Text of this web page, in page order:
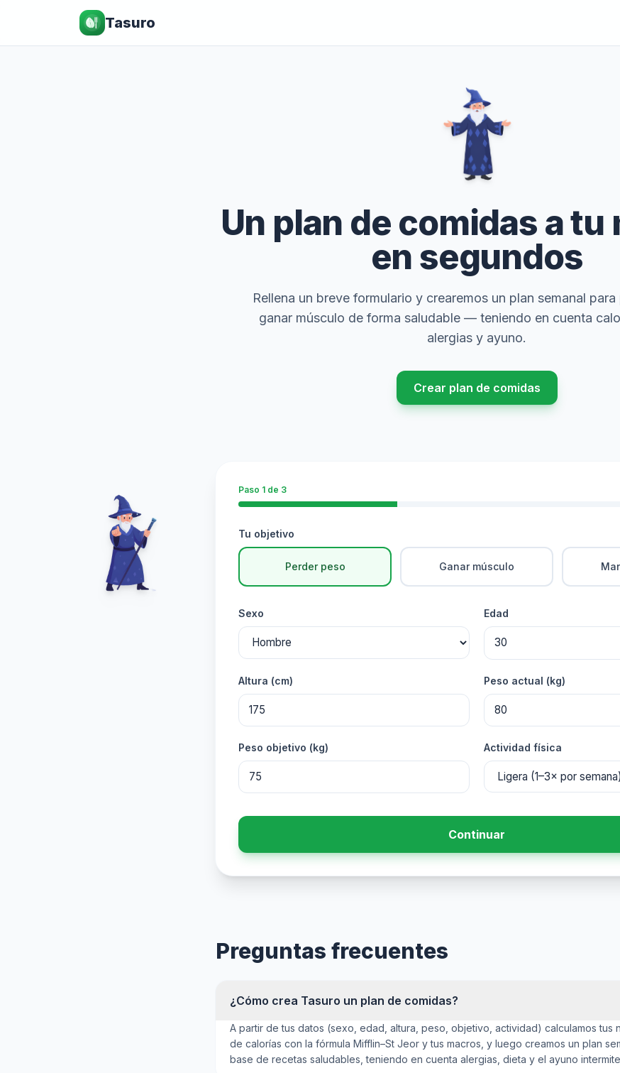
Tasuro
Un plan de comidas a tu
en segundos
Rellena un breve formulario y crearemos un plan semanal
ganar músculo de forma saludable — teniendo en cuenta
alergias y ayuno.
Crear plan de comidas
Paso 1 de 3
Tu objetivo
Perder peso Ganar músculo
Sexo Edad
Altura (cm) Peso actual (kg)
Peso objetivo (kg) Actividad física
Continuar
Preguntas frecuentes
¿Cómo crea Tasuro un plan de comidas?
A partir de tus datos (sexo, edad, altura, peso, objetivo, actividad) calculamos tus
de calorías con la fórmula Mifflin–St Jeor y tus macros, y luego creamos un plan
base de recetas saludables, teniendo en cuenta alergias, dieta y el ayuno